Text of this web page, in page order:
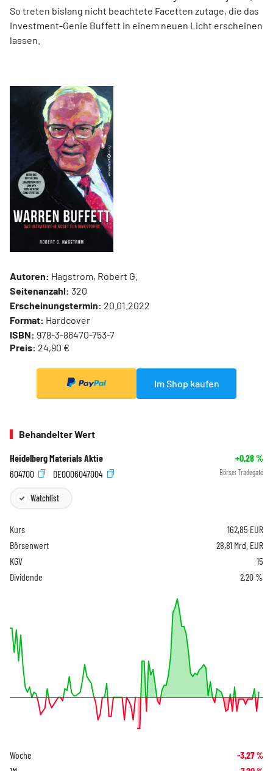
So treten bislang nicht beachtete Facetten zutage, die das
Investment-Genie Buffett in einem neuen Licht erscheinen
lassen.
Autoren: Hagstrom, Robert G.
Seitenanzahl: 320
Erscheinungstermin: 20.01.2022
Format: Hardcover
ISBN: 978-3-86470-753-7
Preis: 24,90 €
Im Shop kaufen
Behandelter Wert
Heidelberg Materials Aktie +0,28%
604700
DE0006047004 Börse: Tradegate
Watchlist
Kurs 162,85 EUR
Börsenwert
28,81 Mrd. EUR
KGV
15
Dividende
2,20 %
Woche -3,27%